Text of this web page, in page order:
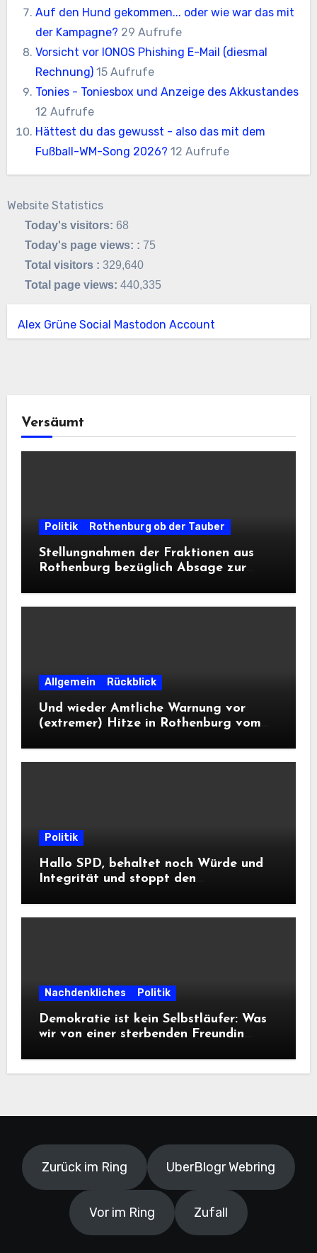
Auf den Hund gekommen... oder wie war das mit
der Kampagne? 29 Aufrufe
Vorsicht vor IONOS Phishing E-Mail (diesmal
Rechnung) 15 Aufrufe
Tonies - Toniesbox und Anzeige des Akkustandes
12 Aufrufe
Hättest du das gewusst - also das mit dem
Fußball-WM-Song 2026? 12 Aufrufe
Website Statistics
Today's visitors: 68
Today's page views: : 75
Total visitors :329,640
Total page views:440,335
Alex Grüne Social Mastodon Account
Versäumt
Politik Rothenburg ob der Tauber
Stellungnahmen der Fraktionen aus
Rothenburg bezüglich Absage zur
Allgemein Rückblick
Und wieder Amtliche Warnung vor
(extremer) Hitze in Rothenburg vom
Politik
Hallo SPD, behaltet noch Würde und
Integrität und stoppt den
Informationsfreiheit!
Nachdenkliches Politik
Demokratie ist kein Selbstläufer: Was
wir von einer sterbenden Freundin
Zurück im Ring UberBlogr Webring
Vor im Ring Zufall